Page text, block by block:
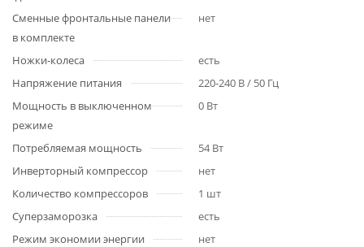
Сменные фронтальные панели
в комплекте
нет
Ножки-колеса
есть
Напряжение питания
220-240 В / 50 Гц
Мощность в выключенном
режиме
0 Вт
Потребляемая мощность
54 Вт
Инверторный компрессор
нет
Количество компрессоров
1 шт
Суперзаморозка
есть
Режим экономии энергии
нет